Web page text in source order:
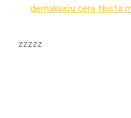
demakijażu cera tłusta
zzzzz